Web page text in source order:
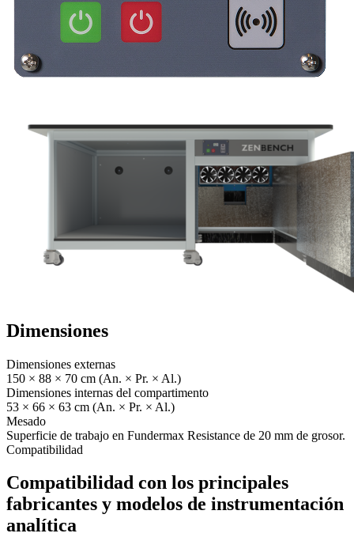
Dimensiones
Dimensiones externas
150 × 88 × 70 cm (An. × Pr. × Al.)
Dimensiones internas del compartimento
53 × 66 × 63 cm (An. × Pr. × Al.)
Mesado
Superficie de trabajo en Fundermax Resistance de 20 mm de grosor.
Compatibilidad
Compatibilidad con los principales
fabricantes y modelos de instrumentación
analítica